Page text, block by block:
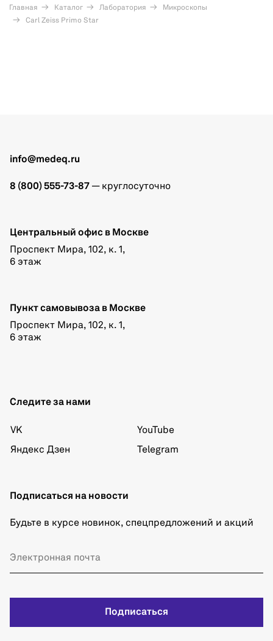
Главная Каталог Лаборатория
Микроскопы
Carl Zeiss Primo Star
info@medeq.ru
8 (800) 555-73-87 — круглосуточно
Центральный офис в Москве
Проспект Мира, 102, к. 1,
6 этаж
Пункт самовывоза в Москве
Проспект Мира, 102, к. 1,
6 этаж
Следите за нами
VK
Яндекс Дзен
YouTube
Telegram
Подписаться на новости
Будьте в курсе новинок, спецпредложений и акций
Подписаться